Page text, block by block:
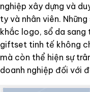
nghiệp xây dựng và
ty và nhân viên.
khắc logo, sổ da
giftset tinh tế không
mà còn thể hiện sự
doanh nghiệp đối với